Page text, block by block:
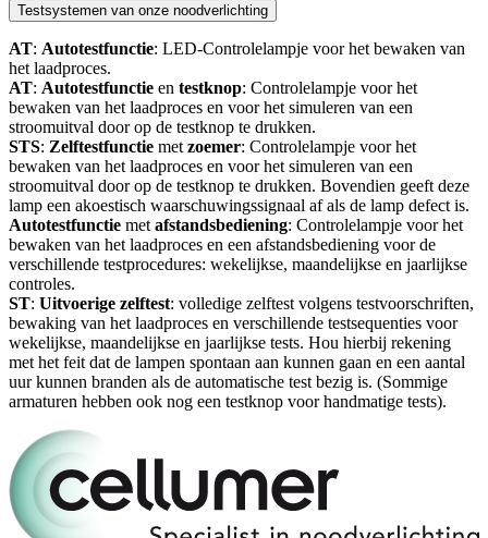
Testsystemen van onze noodverlichting
AT: Autotestfunctie: LED-Controlelampje voor het bewaken van
het laadproces.
AT: Autotestfunctie en testknop: Controlelampje voor het
bewaken van het laadproces en voor het simuleren van een
stroomuitval door op de testknop te drukken.
STS: Zelftestfunctie met zoemer: Controlelampje voor het
bewaken van het laadproces en voor het simuleren van een
stroomuitval door op de testknop te drukken. Bovendien geeft deze
lamp een akoestisch waarschuwingssignaal af als de lamp defect is.
Autotestfunctie met afstandsbediening: Controlelampje voor het
bewaken van het laadproces en een afstandsbediening voor de
verschillende testprocedures: wekelijkse, maandelijkse en jaarlijkse
controles.
ST: Uitvoerige zelftest: volledige zelftest volgens testvoorschriften,
bewaking van het laadproces en verschillende testsequenties voor
wekelijkse, maandelijkse en jaarlijkse tests. Hou hierbij rekening
met het feit dat de lampen spontaan aan kunnen gaan en een aantal
uur kunnen branden als de automatische test bezig is. (Sommige
armaturen hebben ook nog een testknop voor handmatige tests).